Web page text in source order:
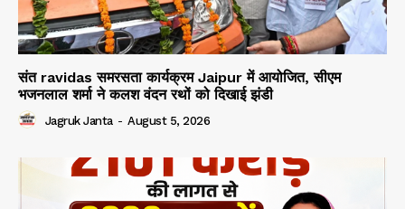
संत ravidas समरसता कार्यक्रम Jaipur में आयोजित, सीएम
भजनलाल शर्मा ने कलश वंदन रथों को दिखाई झंडी
Jagruk Janta - August 5, 2026